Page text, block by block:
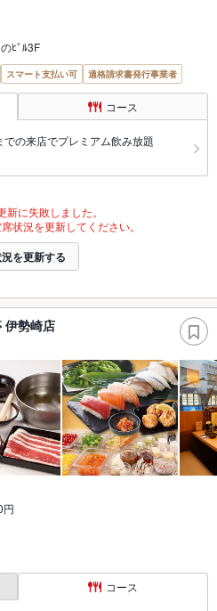
ﾋﾞﾙ3F
スマート支払い可 適格請求書発行事業者
コース
の来店でプレミアム飲み放題
新に失敗しました。
状況を更新してください。
を更新する
勢崎店
円
コース